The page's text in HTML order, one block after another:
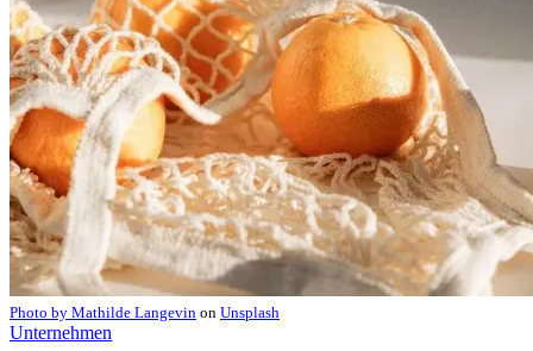
Photo by Mathilde Langevin on Unsplash
Unternehmen